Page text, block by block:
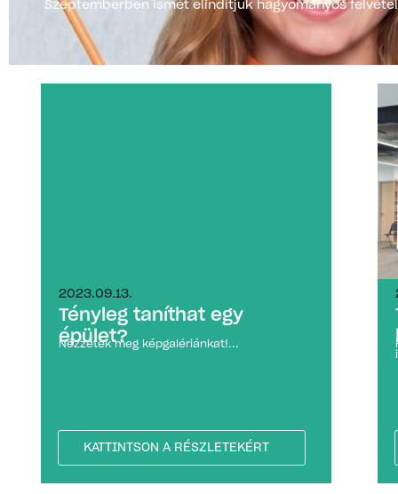
Szeptemberben ismét elindítjuk hagyományos
2023.09.13.
Tényleg taníthat egy
épület?
Nézzétek meg képgalériánkat!...
KATTINTSON A RÉSZLETEKÉRT